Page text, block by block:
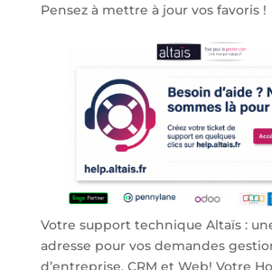
Pensez à mettre à jour vos favoris !
Votre support technique Altaïs :
adresse pour vos demandes
d’entreprise, CRM et Web! Votre